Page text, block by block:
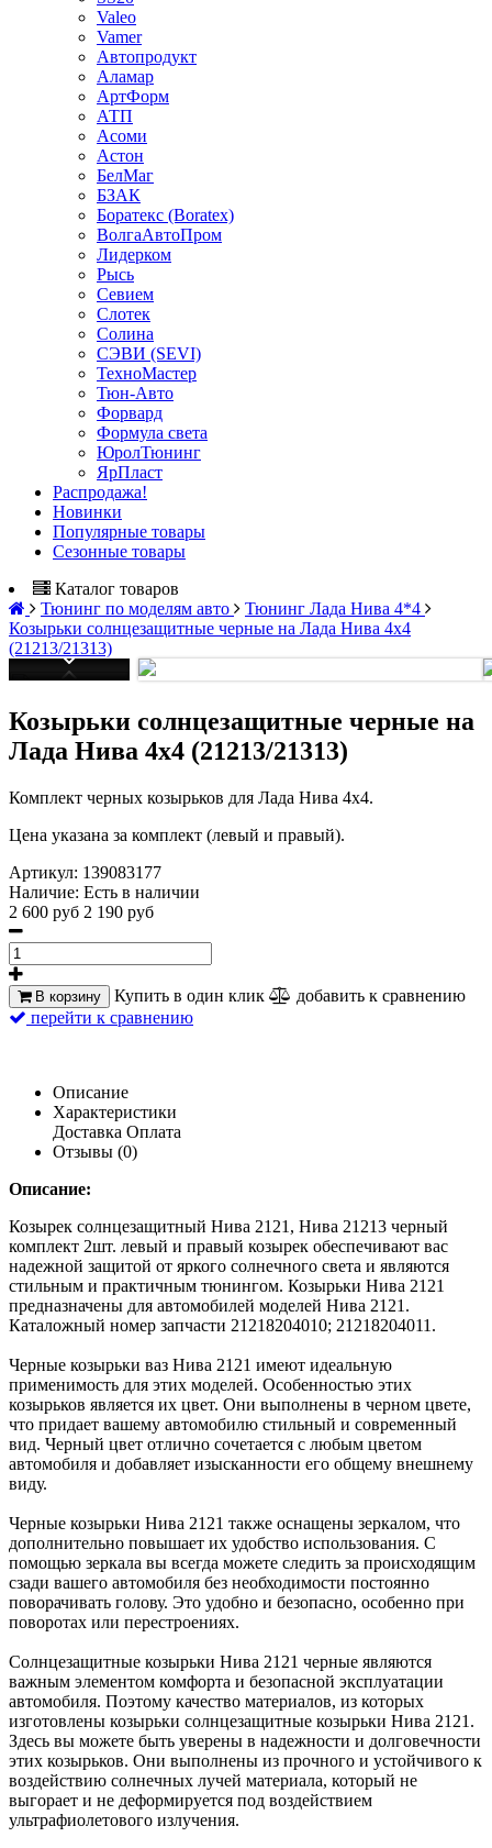
Valeo
Vamer
Автопродукт
Аламар
АртФорм
АТП
Асоми
Астон
БелМаг
БЗАК
Боратекс (Boratex)
ВолгаАвтоПром
Лидерком
Рысь
Севием
Слотек
Солина
СЭВИ (SEVI)
ТехноМастер
Тюн-Авто
Форвард
Формула света
ЮролТюнинг
ЯрПласт
Распродажа!
Новинки
Популярные товары
Сезонные товары
Каталог товаров
Тюнинг по моделям авто
Тюнинг Лада Нива 4*4
Козырьки солнцезащитные черные на Лада Нива 4x4
(21213/21313)
Козырьки солнцезащитные черные на
Лада Нива 4x4 (21213/21313)
Комплект черных козырьков для Лада Нива 4x4.
Цена указана за комплект (левый и правый).
Артикул: 139083177
Наличие: Есть в наличии
2 600 руб 2 190 руб
В корзину Купить в один клик
добавить к сравнению
перейти к сравнению
Описание
Характеристики
Доставка Оплата
Отзывы (0)
Описание:
Козырек солнцезащитный Нива 2121, Нива 21213 черный
комплект 2шт. левый и правый козырек обеспечивают вас
надежной защитой от яркого солнечного света и являются
стильным и практичным тюнингом. Козырьки Нива 2121
предназначены для автомобилей моделей Нива 2121.
Каталожный номер запчасти 21218204010; 21218204011.
Черные козырьки ваз Нива 2121 имеют идеальную
применимость для этих моделей. Особенностью этих
козырьков является их цвет. Они выполнены в черном цвете,
что придает вашему автомобилю стильный и современный
вид. Черный цвет отлично сочетается с любым цветом
автомобиля и добавляет изысканности его общему внешнему
виду.
Черные козырьки Нива 2121 также оснащены зеркалом, что
дополнительно повышает их удобство использования. С
помощью зеркала вы всегда можете следить за происходящим
сзади вашего автомобиля без необходимости постоянно
поворачивать голову. Это удобно и безопасно, особенно при
поворотах или перестроениях.
Солнцезащитные козырьки Нива 2121 черные являются
важным элементом комфорта и безопасной эксплуатации
автомобиля. Поэтому качество материалов, из которых
изготовлены козырьки солнцезащитные козырьки Нива 2121.
Здесь вы можете быть уверены в надежности и долговечности
этих козырьков. Они выполнены из прочного и устойчивого к
воздействию солнечных лучей материала, который не
выгорает и не деформируется под воздействием
ультрафиолетового излучения.